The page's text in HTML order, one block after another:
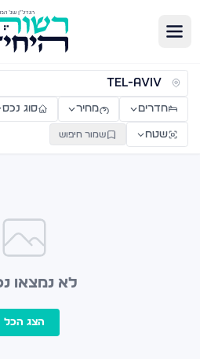
דירות למכירה ולהשכרה —
חדרים מחיר סוג נכס
שטח שמור חיפוש
לא נמצאו
הצג הכל